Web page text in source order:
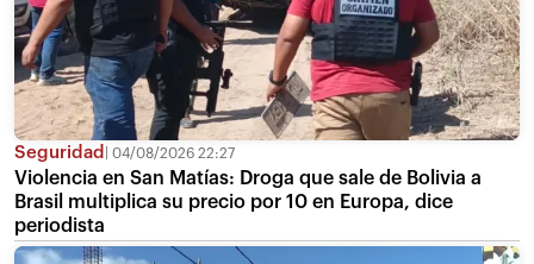
Seguridad 04/08/2026 22:27
Violencia en San Matías: Droga que sale de Bolivia a
Brasil multiplica su precio por 10 en Europa, dice
periodista